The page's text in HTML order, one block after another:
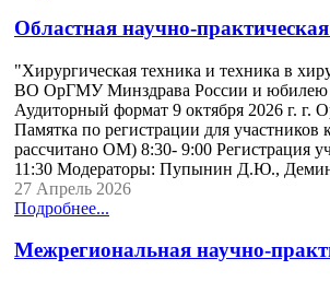
Областная научно-
"Хирургическая техника и техника в
ВО ОрГМУ Минздрава России и юбилею
Аудиторный формат 9 октября 2026 г.
Памятка по регистрации для
рассчитано ОМ) 8:30- 9:00 Регистрация
11:30 Модераторы: Пупынин Д.Ю.,
27 Апрель 2026
Подробнее...
Межрегиональная научно-